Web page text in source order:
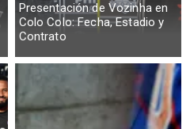
Presentación de Vozinha en
Colo Colo: Fecha, Estadio y
Contrato